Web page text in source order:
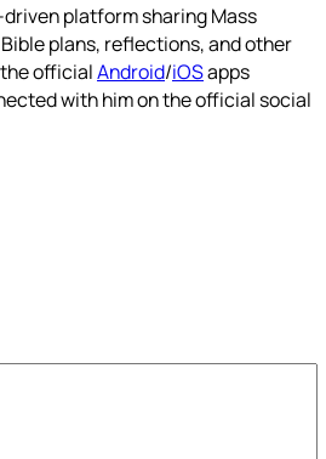
platform sharing Mass
plans, reflections, and other
officialAndroid/iOSapps
with him on the official social